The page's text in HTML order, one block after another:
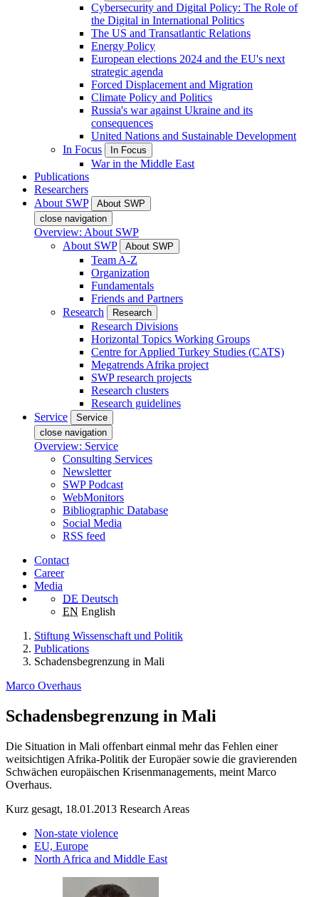
Cybersecurity and Digital Policy: The Role of
the Digital in International Politics
The US and Transatlantic Relations
Energy Policy
European elections 2024 and the EU's next
strategic agenda
Forced Displacement and Migration
Climate Policy and Politics
Russia's war against Ukraine and its
consequences
United Nations and Sustainable Development
In Focus
In Focus
War in the Middle East
Publications
Researchers
About SWP
About SWP
close navigation
Overview: About SWP
About SWP
About SWP
Team A-Z
Organization
Fundamentals
Friends and Partners
Research
Research
Research Divisions
Horizontal Topics Working Groups
Centre for Applied Turkey Studies (CATS)
Megatrends Afrika project
SWP research projects
Research clusters
Research guidelines
Service
Service
close navigation
Overview: Service
Consulting Services
Newsletter
SWP Podcast
WebMonitors
Bibliographic Database
Social Media
RSS feed
Contact
Career
Media
DE Deutsch
EN English
Stiftung Wissenschaft und Politik
Publications
Schadensbegrenzung in Mali
Marco Overhaus
Schadensbegrenzung in Mali
Die Situation in Mali offenbart einmal mehr das Fehlen einer
weitsichtigen Afrika-Politik der Europäer sowie die gravierenden
Schwächen europäischen Krisenmanagements, meint Marco
Overhaus.
Kurz gesagt, 18.01.2013 Research Areas
Non-state violence
EU, Europe
North Africa and Middle East